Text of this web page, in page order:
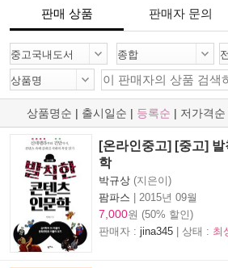
판매 상품 판매자 문의
상품명순 | 출시일순 | 등록순 | 저가격순
[온라인중고] [중고]
학
박규상 (지은이)
팜파스 | 2015년 09월
7,000원 (50% 할인)
판매자 : jina345 | 상태 : 최